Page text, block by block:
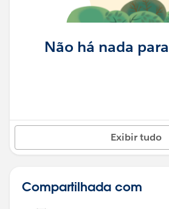
Não há nada
Exibir tudo
Compartilhada com